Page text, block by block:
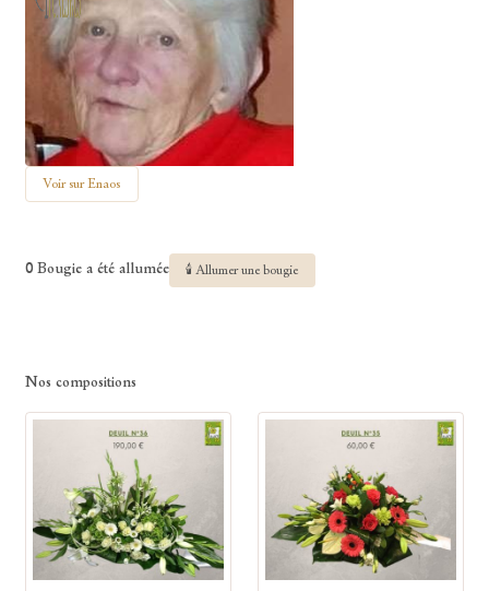
Voir sur Enaos
0 Bougie a été allumée 🕯 Allumer une bougie
Nos compositions